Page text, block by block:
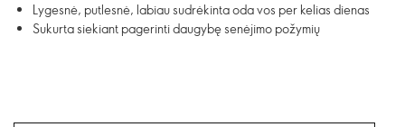
Lygesnė, putlesnė, labiau sudrėkinta oda vos per kelias dienas
Sukurta siekiant pagerinti daugybę senėjimo požymių